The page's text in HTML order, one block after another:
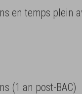
en temps plein
(1 an post-BAC)